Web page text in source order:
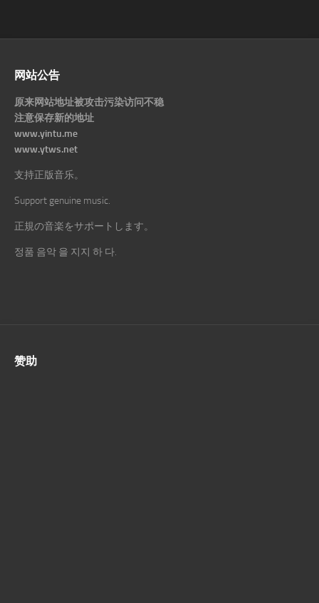
网站公告
原来网站地址被攻击污染访问不稳
注意保存新的地址
www.yintu.me
www.ytws.net
支持正版音乐。
Support genuine music.
正規の音楽をサポートします。
정품 음악 을 지지 하 다.
赞助